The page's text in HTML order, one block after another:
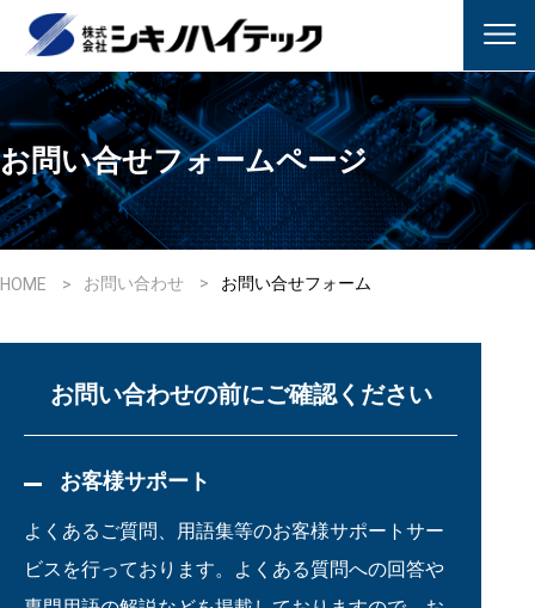
お問い合せフォームページ
HOME お問い合わせ お問い合せフォーム
お問い合わせの前にご確認ください
お客様サポート
よくあるご質問、用語集等のお客様サポートサー
ビスを行っております。よくある質問への回答や